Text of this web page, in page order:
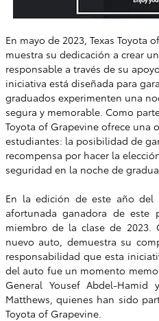
En mayo de 2023, Texas Toyota
muestra su dedicación a crear
responsable a través de su
iniciativa está diseñada para
graduados experimenten una
segura y memorable. Como
Toyota of Grapevine ofrece una
estudiantes: la posibilidad de
recompensa por hacer la
seguridad en la noche de
En la edición de este año del
afortunada ganadora de este
miembro de la clase de 2023.
nuevo auto, demuestra su
responsabilidad que esta
del auto fue un momento
General Yousef Abdel-
Matthews, quienes han sido
Toyota of Grapevine.